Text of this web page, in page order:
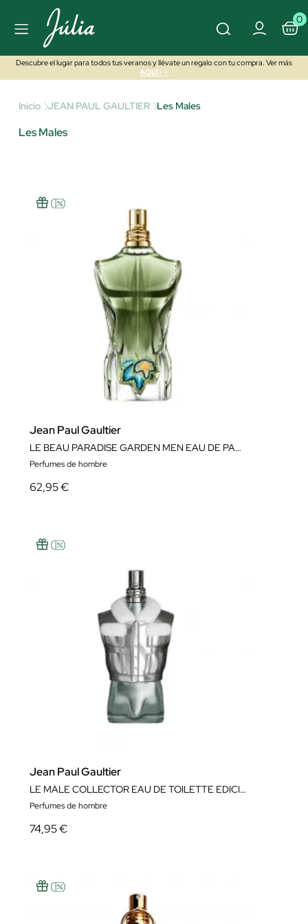
0
Descubre el lugar para todos tus veranos y llévate un regalo con tu compra. Ver más
AQUÍ>>
Inicio JEAN PAUL GAULTIER Les Males
Les Males
Jean Paul Gaultier
LE BEAU PARADISE GARDEN MEN EAU DE PARFUM
Perfumes de hombre
62,95 €
Jean Paul Gaultier
LE MALE COLLECTOR EAU DE TOILETTE EDICIÓN LIMITADA
Perfumes de hombre
74,95 €